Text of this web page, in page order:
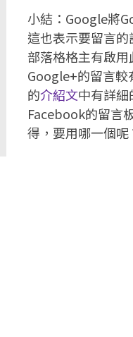
小結：Google將
這也表示要留言
部落格格主有啟
Google+的留言較
的介紹文中有詳細
Facebook的留言
得，要用哪一個呢